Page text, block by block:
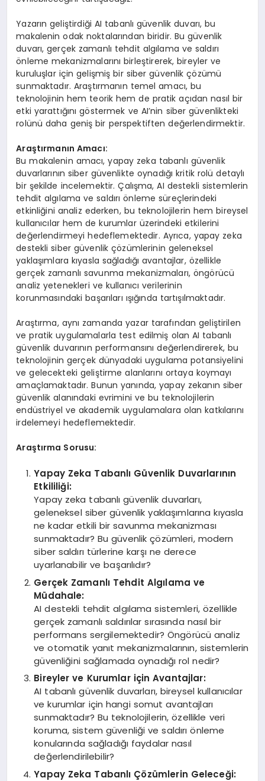
Yazarın geliştirdiği AI tabanlı güvenlik duvarı, bu
makalenin odak noktalarından biridir. Bu güvenlik
duvarı, gerçek zamanlı tehdit algılama ve saldırı
önleme mekanizmalarını birleştirerek, bireyler ve
kuruluşlar için gelişmiş bir siber güvenlik çözümü
sunmaktadır. Araştırmanın temel amacı, bu
teknolojinin hem teorik hem de pratik açıdan nasıl bir
etki yarattığını göstermek ve AI’nin siber güvenlikteki
rolünü daha geniş bir perspektiften değerlendirmektir.
Araştırmanın Amacı:
Bu makalenin amacı, yapay zeka tabanlı güvenlik
duvarlarının siber güvenlikte oynadığı kritik rolü detaylı
bir şekilde incelemektir. Çalışma, AI destekli sistemlerin
tehdit algılama ve saldırı önleme süreçlerindeki
etkinliğini analiz ederken, bu teknolojilerin hem bireysel
kullanıcılar hem de kurumlar üzerindeki etkilerini
değerlendirmeyi hedeflemektedir. Ayrıca, yapay zeka
destekli siber güvenlik çözümlerinin geleneksel
yaklaşımlara kıyasla sağladığı avantajlar, özellikle
gerçek zamanlı savunma mekanizmaları, öngörücü
analiz yetenekleri ve kullanıcı verilerinin
korunmasındaki başarıları ışığında tartışılmaktadır.
Araştırma, aynı zamanda yazar tarafından geliştirilen
ve pratik uygulamalarla test edilmiş olan AI tabanlı
güvenlik duvarının performansını değerlendirerek, bu
teknolojinin gerçek dünyadaki uygulama potansiyelini
ve gelecekteki geliştirme alanlarını ortaya koymayı
amaçlamaktadır. Bunun yanında, yapay zekanın siber
güvenlik alanındaki evrimini ve bu teknolojilerin
endüstriyel ve akademik uygulamalara olan katkılarını
irdelemeyi hedeflemektedir.
Araştırma Sorusu:
Yapay Zeka Tabanlı Güvenlik Duvarlarının
Etkililiği:
Yapay zeka tabanlı güvenlik duvarları,
geleneksel siber güvenlik yaklaşımlarına kıyasla
ne kadar etkili bir savunma mekanizması
sunmaktadır? Bu güvenlik çözümleri, modern
siber saldırı türlerine karşı ne derece
uyarlanabilir ve başarılıdır?
Gerçek Zamanlı Tehdit Algılama ve
Müdahale:
AI destekli tehdit algılama sistemleri, özellikle
gerçek zamanlı saldırılar sırasında nasıl bir
performans sergilemektedir? Öngörücü analiz
ve otomatik yanıt mekanizmalarının, sistemlerin
güvenliğini sağlamada oynadığı rol nedir?
Bireyler ve Kurumlar için Avantajlar:
AI tabanlı güvenlik duvarları, bireysel kullanıcılar
ve kurumlar için hangi somut avantajları
sunmaktadır? Bu teknolojilerin, özellikle veri
koruma, sistem güvenliği ve saldırı önleme
konularında sağladığı faydalar nasıl
değerlendirilebilir?
Yapay Zeka Tabanlı Çözümlerin Geleceği: